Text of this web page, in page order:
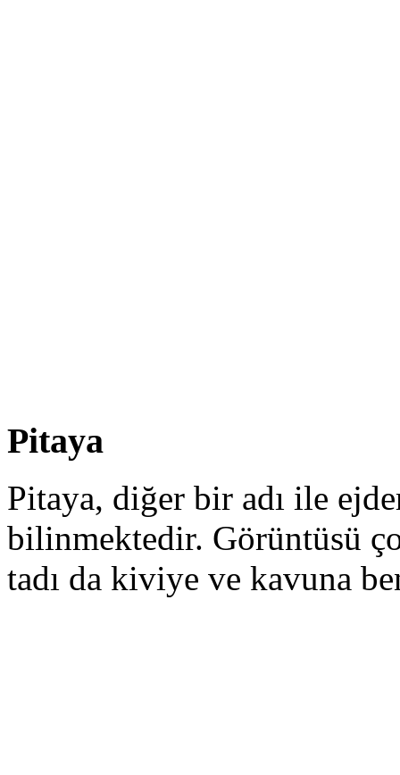
Pitaya
Pitaya, diğer bir adı ile
bilinmektedir. Görüntüsü
tadı da kiviye ve kavuna